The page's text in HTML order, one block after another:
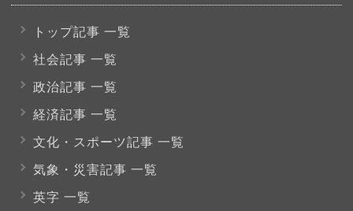
トップ記事 一覧
社会記事 一覧
政治記事 一覧
経済記事 一覧
文化・スポーツ記事 一覧
気象・災害記事 一覧
英字 一覧